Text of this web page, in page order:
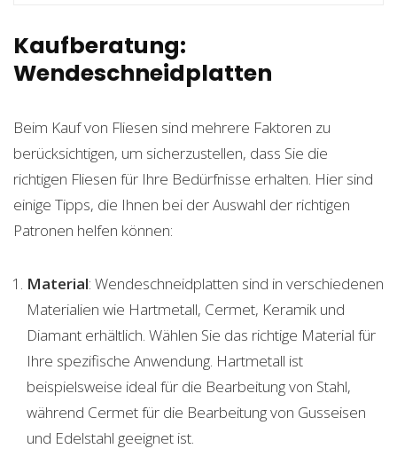
Kaufberatung:
Wendeschneidplatten
Beim Kauf von Fliesen sind mehrere Faktoren zu
berücksichtigen, um sicherzustellen, dass Sie die
richtigen Fliesen für Ihre Bedürfnisse erhalten. Hier sind
einige Tipps, die Ihnen bei der Auswahl der richtigen
Patronen helfen können:
Material: Wendeschneidplatten sind in verschiedenen
Materialien wie Hartmetall, Cermet, Keramik und
Diamant erhältlich. Wählen Sie das richtige Material für
Ihre spezifische Anwendung. Hartmetall ist
beispielsweise ideal für die Bearbeitung von Stahl,
während Cermet für die Bearbeitung von Gusseisen
und Edelstahl geeignet ist.